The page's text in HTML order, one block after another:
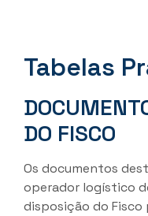
Tabelas
DO FISCO
Os documentos
operador logístico
disposição do Fisco